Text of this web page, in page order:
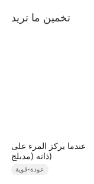
تخمين ما تريد
عندما يركز المرء على
ذاته (مدبلج)
عودة-قوية